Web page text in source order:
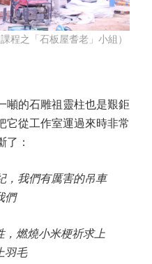
程之「石板屋耆老」小組）
噸的石雕祖靈柱也是艱鉅
它從工作室運過來時非常
：
我們有厲害的吊車
們
燃燒小米梗祈求上
羽毛